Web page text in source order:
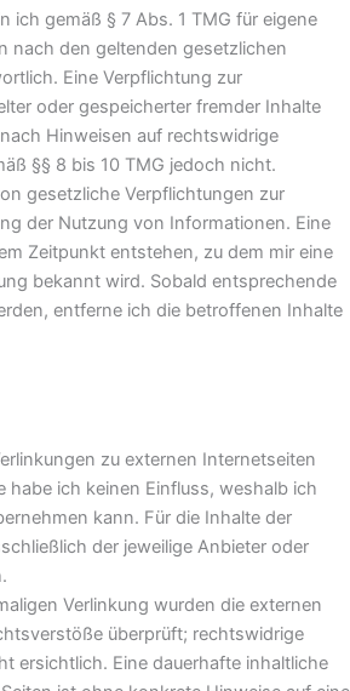
ich gemäß § 7 Abs. 1 TMG für eigene
nach den geltenden gesetzlichen
Eine Verpflichtung zur
oder gespeicherter fremder Inhalte
Hinweisen auf rechtswidrige
§§ 8 bis 10 TMG jedoch nicht.
gesetzliche Verpflichtungen zur
der Nutzung von Informationen. Eine
Zeitpunkt entstehen, zu dem mir eine
bekannt wird. Sobald entsprechende
entferne ich die betroffenen Inhalte
zu externen Internetseiten
habe ich keinen Einfluss, weshalb ich
kann. Für die Inhalte der
der jeweilige Anbieter oder
Verlinkung wurden die externen
überprüft; rechtswidrige
ersichtlich. Eine dauerhafte inhaltliche